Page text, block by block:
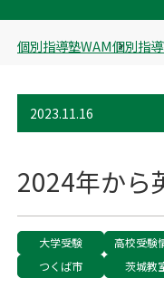
個別指導塾WAM個別指
2023.11.16
2024年から
大学受験 高校受験
つくば市
茨城教